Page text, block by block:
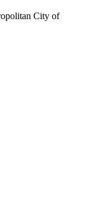
City of